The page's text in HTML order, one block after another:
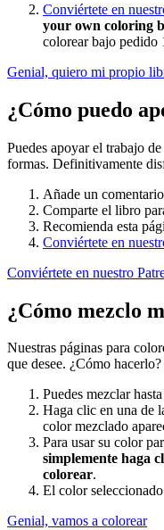
Conviértete en
your own coloring
colorear bajo pedido
Genial, quiero mi propio
¿Cómo puedo
Puedes apoyar el trabajo
formas. Definitivamente
Añade un
Comparte el libro
Recomienda esta
Conviértete en
Conviértete en nuestro
¿Cómo mezclo
Nuestras páginas para
que desee. ¿Cómo hacerlo?
Puedes mezclar hasta
Haga clic en una de
color mezclado
Para usar su color
simplemente haga
colorear.
El color
Genial, vamos a colorear